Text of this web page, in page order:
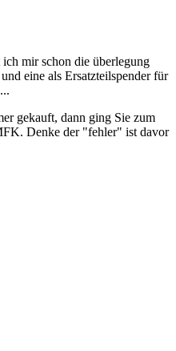
mir schon die überlegung
eine als Ersatzteilspender für
gekauft, dann ging Sie zum
Denke der "fehler" ist davor